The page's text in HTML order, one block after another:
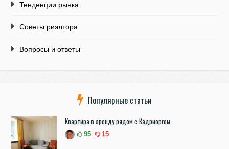
Тенденции рынка
Советы риэлтора
Вопросы и ответы
Популярные статьи
Квартира в аренду рядом с Кадриоргом
95 15